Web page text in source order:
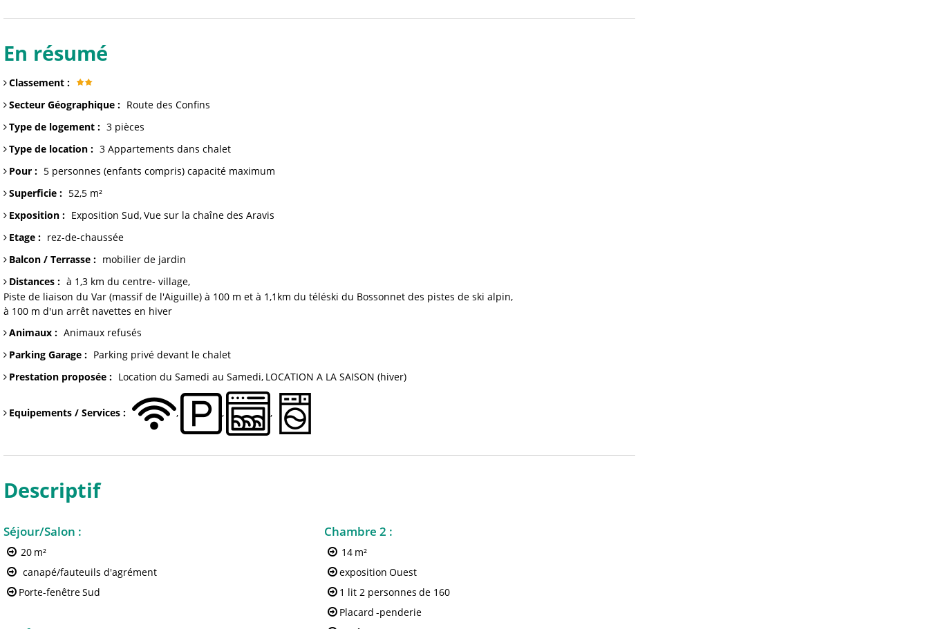
En résumé
Classement :
Secteur Géographique : Route des Confins
Type de logement : 3 pièces
Type de location : 3 Appartements dans chalet
Pour : 5 personnes (enfants compris) capacité maximum
Superficie : 52,5 m²
Exposition : Exposition Sud Vue sur la chaîne des Aravis
Etage : rez-de-chaussée
Balcon / Terrasse : mobilier de jardin
Distances : à 1,3 km du centre- village
Piste de liaison du Var (massif de l'Aiguille) à 100 m et à 1,1km du téléski du Bossonnet des pistes de ski alpin
à 100 m d'un arrêt navettes en hiver
Animaux : Animaux refusés
Parking Garage : Parking privé devant le chalet
Prestation proposée : Location du Samedi au Samedi LOCATION A LA SAISON (hiver)
Equipements / Services :
Descriptif
Séjour/Salon :
20 m²
canapé/fauteuils d'agrément
Porte-fenêtreSud
Chambre 2 :
14 m²
exposition Ouest
1 lit 2 personnes de 160
Placard -penderie